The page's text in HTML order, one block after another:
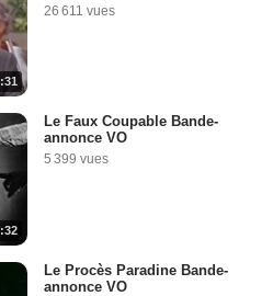
26 611 vues
Le Faux Coupable Bande-
annonce VO
5 399 vues
Le Procès Paradine Bande-
annonce VO